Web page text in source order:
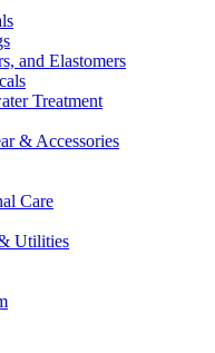
and Elastomers
Treatment
& Accessories
Care
Utilities